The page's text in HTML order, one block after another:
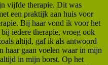
vijfde therapie. Dit was
een praktijk aan huis voor
Bij haar vond ik voor het
iedere therapie, vroeg ook
altijd, gaf ik als antwoord
haar gaan voelen waar in mijn
in mijn borst. Op het